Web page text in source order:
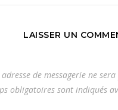
LAISSER UN
de messagerie ne
obligatoires sont indiqués